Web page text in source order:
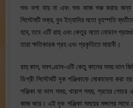
শুভ বলা যায় না এবং শুভ কাজ শুরু করার জন্য
সিস্টেমটি শুক্র, বুধ ইত্যাদির মতো বৃহস্পতি
হবে, তবে এটি রাহু এবং কেতুর মতো নোডাল
তারা ক্ষতিকারক গ্রহ এবং প্রকৃতিতে মায়াবী।
রাহু কাল, যমগণ্ডাম-এটি কেতু কালের সময় ভাল
ডিগ্রী সিস্টেমটি দৃক পঞ্জিকাকে মোকাবেলা করা
পঞ্জিকা যা ভাল সময়, খারাপ সময়, গ্রহের গোচর
কাজ করে। এই দৃক পঞ্জিকা সময়ের মঙ্গলের সাথে